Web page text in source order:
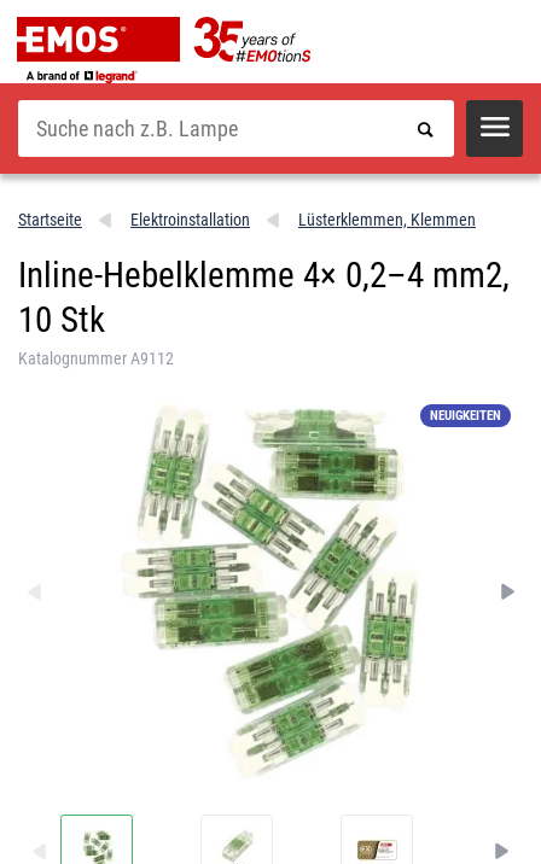
Suche
Startseite Elektroinstallation Lüsterklemmen, Klemmen
Inline-Hebelklemme 4× 0,2–4 mm2,
10 Stk
Katalognummer A9112
NEUIGKEITEN